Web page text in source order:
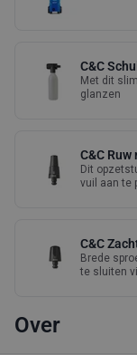
C&C
Met dit
glanzen
C&C
Dit
vuil aan te
C&C
Brede
te sluiten
Over